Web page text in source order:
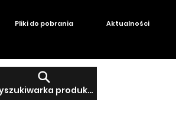
Wyszukiwarka produktów
Pliki do pobrania Aktualności